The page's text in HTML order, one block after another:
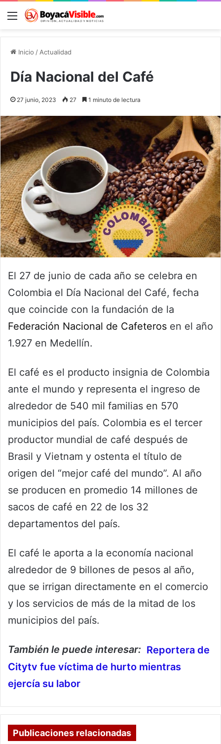
Menú
Inicio / Actualidad
Día Nacional del Café
27 junio, 2023 27 1 minuto de lectura
El 27 de junio de cada año se celebra en
Colombia el Día Nacional del Café, fecha
que coincide con la fundación de la
Federación Nacional de Cafeteros en el año
1.927 en Medellín.
El café es el producto insignia de Colombia
ante el mundo y representa el ingreso de
alrededor de 540 mil familias en 570
municipios del país. Colombia es el tercer
productor mundial de café después de
Brasil y Vietnam y ostenta el título de
origen del “mejor café del mundo”. Al año
se producen en promedio 14 millones de
sacos de café en 22 de los 32
departamentos del país.
El café le aporta a la economía nacional
alrededor de 9 billones de pesos al año,
que se irrigan directamente en el comercio
y los servicios de más de la mitad de los
municipios del país.
También le puede interesar: Reportera de
Citytv fue víctima de hurto mientras
ejercía su labor
Publicaciones relacionadas